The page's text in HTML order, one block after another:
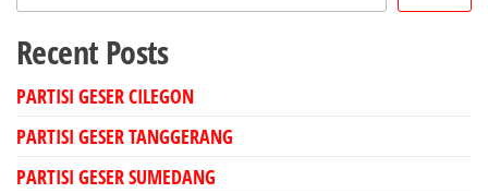
Recent Posts
PARTISI GESER CILEGON
PARTISI GESER TANGGERANG
PARTISI GESER SUMEDANG